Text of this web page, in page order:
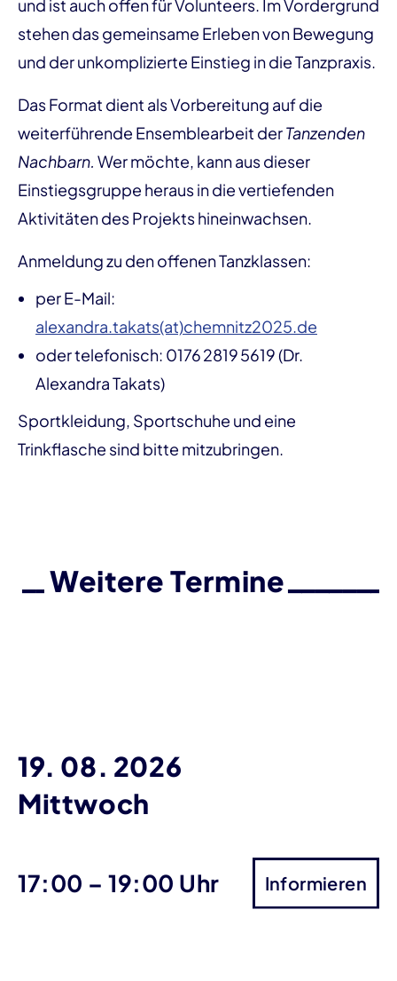
und ist auch offen für Volunteers. Im Vordergrund
stehen das gemeinsame Erleben von Bewegung
und der unkomplizierte Einstieg in die Tanzpraxis.
Das Format dient als Vorbereitung auf die
weiterführende Ensemblearbeit derTanzenden
Nachbarn. Wer möchte, kann aus dieser
Einstiegsgruppe heraus in die vertiefenden
Aktivitäten des Projekts hineinwachsen.
Anmeldung zu den offenen Tanzklassen:
per E-Mail:
alexandra.takats(at)chemnitz2025.de
oder telefonisch: 0176 2819 5619 (Dr.
Alexandra Takats)
Sportkleidung, Sportschuhe und eine
Trinkflasche sind bitte mitzubringen.
Weitere Termine
19. 08. 2026
Mittwoch
17:00 – bis
19:00 Uhr Informieren